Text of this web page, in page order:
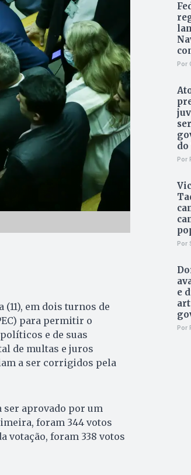
em dois turnos de
para permitir o
e de suas
de multas e juros
a ser corrigidos pela
ser aprovado por um
foram 344 votos
votação, foram 338 votos
Por
Por
Por
e
Por